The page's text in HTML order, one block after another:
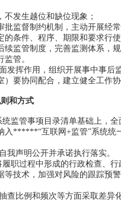
发生越位和缺位现象；
督制约机制，主动开展经
条件、程序、期限和要求行使
管制度，完善监测体系，
管。
挥作用，组织开展事中事后
要协同配合，建立健全工作协
和方式
管事项目录清单基础上，全
******“互联网+监管”系统统
声明公开并承诺执行落实。
过程中形成的行政检查、行
等技术，加强对风险的跟踪
比例和频次等方面采取差异化